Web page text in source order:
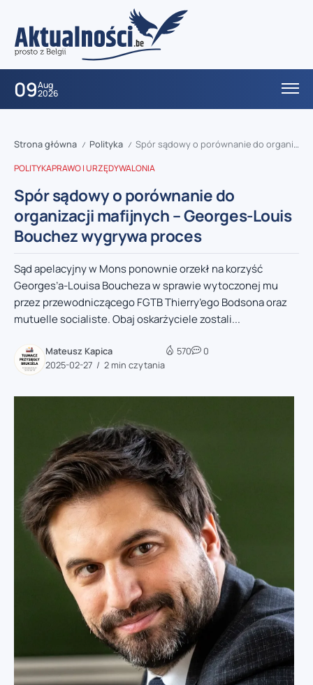
09Aug
2026
Strona główna / Polityka / Spór sądowy o porównanie do organizacji mafijnych – Georges-Louis Bouchez wygrywa proces
POLITYKAPRAWO I URZĘDYWALONIA
Spór sądowy o porównanie do
organizacji mafijnych – Georges-Louis
Bouchez wygrywa proces
Sąd apelacyjny w Mons ponownie orzekł na korzyść
Georges’a-Louisa Boucheza w sprawie wytoczonej mu
przez przewodniczącego FGTB Thierry’ego Bodsona oraz
mutuelle socialiste. Obaj oskarżyciele zostali...
Mateusz Kapica
2025-02-27
2 min czytania
570 0